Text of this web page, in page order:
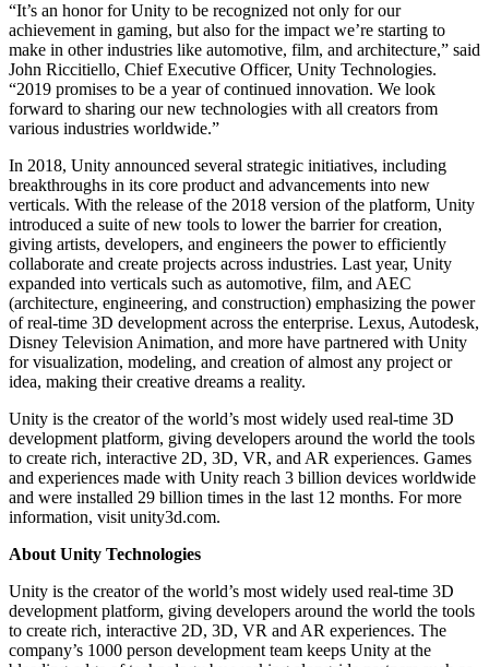
Werben mit Unity
Monetarisieren mit Unity
Anwendungsfälle
Mobile Spiele
Mobile Hits mit Unity erstellen und wachsen lassen
Große Spiele mit kleinen Teams veröffentlichen
XR-Spiele
XR-Spiele plattformübergreifend starten
Multiplayer-Spiele
Vereinfachte Entwicklung von Multiplayer-Spielen
Blog
Aktualisierungen, Informationen und technische Tipps
Neuigkeiten
Nachrichten, Geschichten und Pressezentrum
Zertifizierungen
Beweisen Sie Ihre Unity-Meisterschaft
“It’s an honor for Unity to be recognized not only for our
achievement in gaming, but also for the impact we’re starting to
make in other industries like automotive, film, and architecture,” said
John Riccitiello, Chief Executive Officer, Unity Technologies.
“2019 promises to be a year of continued innovation. We look
forward to sharing our new technologies with all creators from
various industries worldwide.”
In 2018, Unity announced several strategic initiatives, including
breakthroughs in its core product and advancements into new
verticals. With the release of the 2018 version of the platform, Unity
introduced a suite of new tools to lower the barrier for creation,
giving artists, developers, and engineers the power to efficiently
collaborate and create projects across industries. Last year, Unity
expanded into verticals such as automotive, film, and AEC
(architecture, engineering, and construction) emphasizing the power
of real-time 3D development across the enterprise. Lexus, Autodesk,
Disney Television Animation, and more have partnered with Unity
for visualization, modeling, and creation of almost any project or
idea, making their creative dreams a reality.
Unity is the creator of the world’s most widely used real-time 3D
development platform, giving developers around the world the tools
to create rich, interactive 2D, 3D, VR, and AR experiences. Games
and experiences made with Unity reach 3 billion devices worldwide
and were installed 29 billion times in the last 12 months. For more
information, visit unity3d.com.
About Unity Technologies
Unity is the creator of the world’s most widely used real-time 3D
development platform, giving developers around the world the tools
to create rich, interactive 2D, 3D, VR and AR experiences. The
company’s 1000 person development team keeps Unity at the